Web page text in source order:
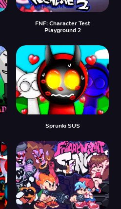
FNF: Character Test
Playground 2
Sprunki SUS